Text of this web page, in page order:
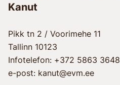
Kanut
Pikk tn 2 / Voorimehe 11
Tallinn 10123
Infotelefon: +372 5863 3648
e-post: kanut@evm.ee